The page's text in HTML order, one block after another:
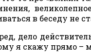
в беседу не
дело
я скажу прямо –